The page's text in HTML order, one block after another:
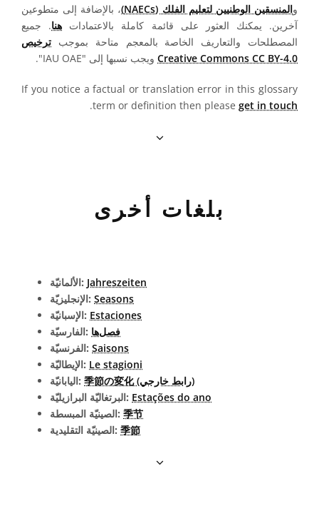
والمنسقين الوطنيين لتعليم الفلك (NAECs)
، بالإضافة إلى متطوعين
آخرين. يمكنك العثور على قائمة كاملة بالاعتمادات هنا. جميع
المصطلحات والتعاريف الخاصة بالمعجم متاحة بموجب ترخيص
Creative Commons CC BY-4.0 ويجب نسبها إلى "IAU OAE".
If you notice a factual or translation error in this glossary
term or definition then please get in touch
.
بلغات أخرى
الألمانيّة: Jahreszeiten
الإنجليزيّة: Seasons
الإسبانيّة: Estaciones
الفارسيّة: فصل‌ها
الفرنسيّة: Saisons
الإيطاليّة: Le stagioni
اليابانيّة:
季節の変化 (رابط خارجي)
البرتغاليّة البرازيليّة: Estações do ano
الصينيّة المبسطة: 季节
الصينيّة التقليدية: 季節